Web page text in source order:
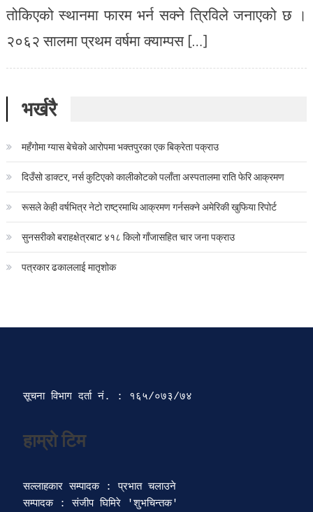
तोकिएको स्थानमा फारम भर्न सक्ने त्रिविले जनाएको छ ।
२०६२ सालमा प्रथम वर्षमा क्याम्पस […]
भर्खरै
महँगोमा ग्यास बेचेको आरोपमा भक्तपुरका एक बिक्रेता पक्राउ
दिउँसो डाक्टर, नर्स कुटिएको कालीकोटको पलाँता अस्पतालमा राति फेरि आक्रमण
रूसले केही वर्षभित्र नेटो राष्ट्रमाथि आक्रमण गर्नसक्ने अमेरिकी खुफिया रिपोर्ट
सुनसरीको बराहक्षेत्रबाट ४१८ किलो गाँजासहित चार जना पक्राउ
पत्रकार ढकाललाई मातृशोक
सूचना विभाग दर्ता‍ नं. : १६५/०७३/७४
हाम्रो टिम
सल्लाहकार सम्पादक : प्रभात चलाउने
सम्पादक : संजीप घिमिरे 'शुभचिन्तक'